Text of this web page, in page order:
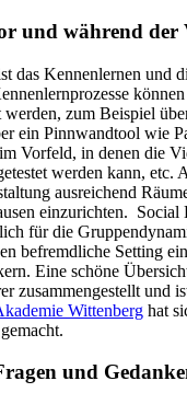
und während der
das Kennenlernen und
zum Beispiel
ein Pinnwandtool wie
Vorfeld, in denen die
werden kann, etc.
ausreichend
einzurichten. Social
für die
befremdliche Setting
Eine schöne
zusammengestellt und
Wittenberg hat
und